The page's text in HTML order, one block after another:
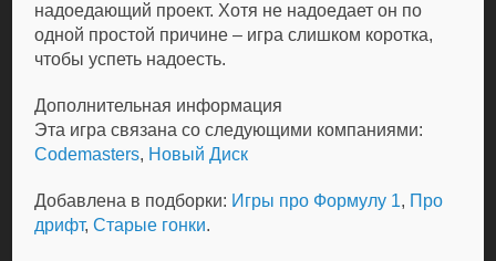
надоедающий проект. Хотя не надоедает он по
одной простой причине – игра слишком коротка,
чтобы успеть надоесть.
Дополнительная информация
Эта игра связана со следующими компаниями:
Codemasters, Новый Диск
Добавлена в подборки: Игры про Формулу 1, Про
дрифт,Старые гонки.